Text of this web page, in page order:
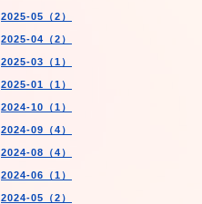
2025-05（2）
2025-04（2）
2025-03（1）
2025-01（1）
2024-10（1）
2024-09（4）
2024-08（4）
2024-06（1）
2024-05（2）